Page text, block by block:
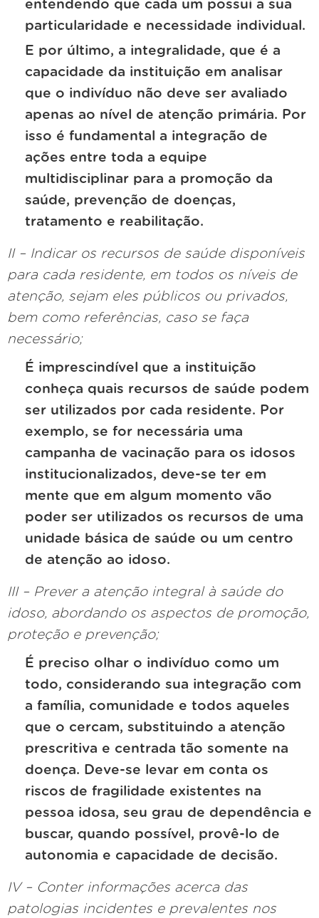
entendendo que cada um possui a sua
particularidade e necessidade individual.
E por último, a integralidade, que é a
capacidade da instituição em analisar
que o indivíduo não deve ser avaliado
apenas ao nível de atenção primária. Por
isso é fundamental a integração de
ações entre toda a equipe
multidisciplinar para a promoção da
saúde, prevenção de doenças,
tratamento e reabilitação.
II – Indicar os recursos de saúde disponíveis
para cada residente, em todos os níveis de
atenção, sejam eles públicos ou privados,
bem como referências, caso se faça
necessário;
É imprescindível que a instituição
conheça quais recursos de saúde podem
ser utilizados por cada residente. Por
exemplo, se for necessária uma
campanha de vacinação para os idosos
institucionalizados, deve-se ter em
mente que em algum momento vão
poder ser utilizados os recursos de uma
unidade básica de saúde ou um centro
de atenção ao idoso.
III – Prever a atenção integral à saúde do
idoso, abordando os aspectos de promoção,
proteção e prevenção;
É preciso olhar o indivíduo como um
todo, considerando sua integração com
a família, comunidade e todos aqueles
que o cercam, substituindo a atenção
prescritiva e centrada tão somente na
doença. Deve-se levar em conta os
riscos de fragilidade existentes na
pessoa idosa, seu grau de dependência e
buscar, quando possível, provê-lo de
autonomia e capacidade de decisão.
IV – Conter informações acerca das
patologias incidentes e prevalentes nos